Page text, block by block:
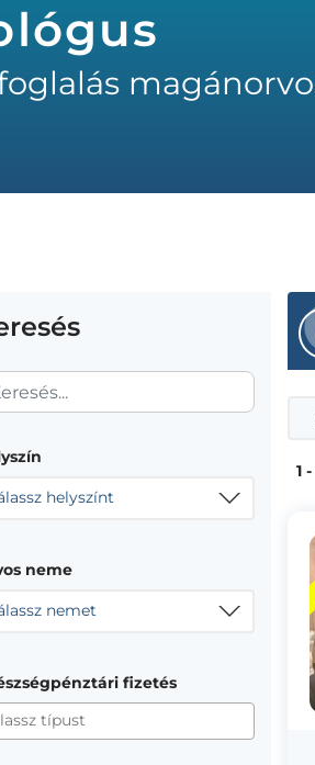
helyszínt
neme
nemet
fizetés
1